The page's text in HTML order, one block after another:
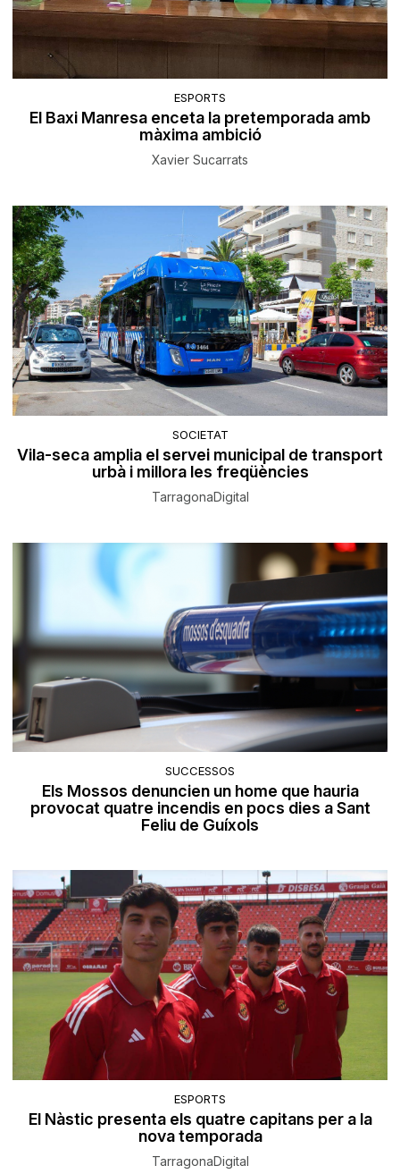
ESPORTS
El Baxi Manresa enceta la pretemporada amb
màxima ambició
Xavier Sucarrats
SOCIETAT
Vila-seca amplia el servei municipal de transport
urbà i millora les freqüències
TarragonaDigital
SUCCESSOS
Els Mossos denuncien un home que hauria
provocat quatre incendis en pocs dies a Sant
Feliu de Guíxols
ESPORTS
El Nàstic presenta els quatre capitans per a la
nova temporada
TarragonaDigital